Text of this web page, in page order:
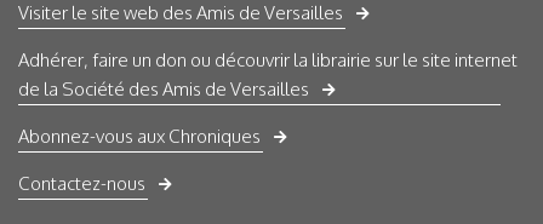
Visiter le site web des Amis de Versailles
Adhérer, faire un don ou découvrir la librairie sur le site internet
de la Société des Amis de Versailles
Abonnez-vous aux Chroniques
Contactez-nous